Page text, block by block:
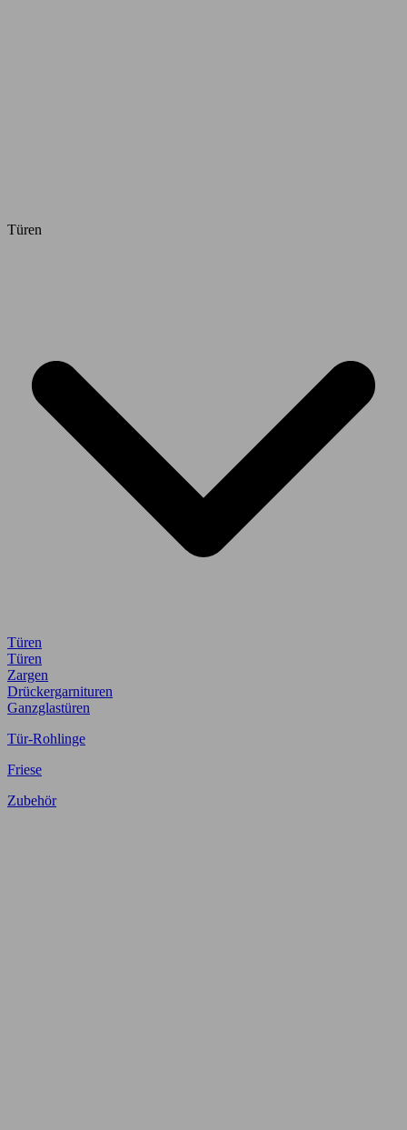
Türen
Türen
Türen
Zargen
Drückergarnituren
Ganzglastüren
Tür-Rohlinge
Friese
Zubehör